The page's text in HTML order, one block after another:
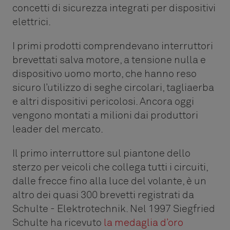
concetti di sicurezza integrati per dispositivi
elettrici.
I primi prodotti comprendevano interruttori
brevettati salva motore, a tensione nulla e
dispositivo uomo morto, che hanno reso
sicuro l’utilizzo di seghe circolari, tagliaerba
e altri dispositivi pericolosi. Ancora oggi
vengono montati a milioni dai produttori
leader del mercato.
Il primo interruttore sul piantone dello
sterzo per veicoli che collega tutti i circuiti,
dalle frecce fino alla luce del volante, è un
altro dei quasi 300 brevetti registrati da
Schulte - Elektrotechnik. Nel 1997 Siegfried
Schulte ha ricevuto la medaglia d’oro